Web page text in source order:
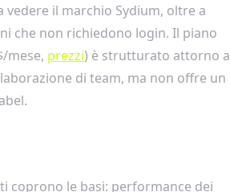
vedere il marchio Sydium, oltre a
che non richiedono login. Il piano
mese, prezzi) è strutturato attorno a
di team, ma non offre un
coprono le basi: performance dei